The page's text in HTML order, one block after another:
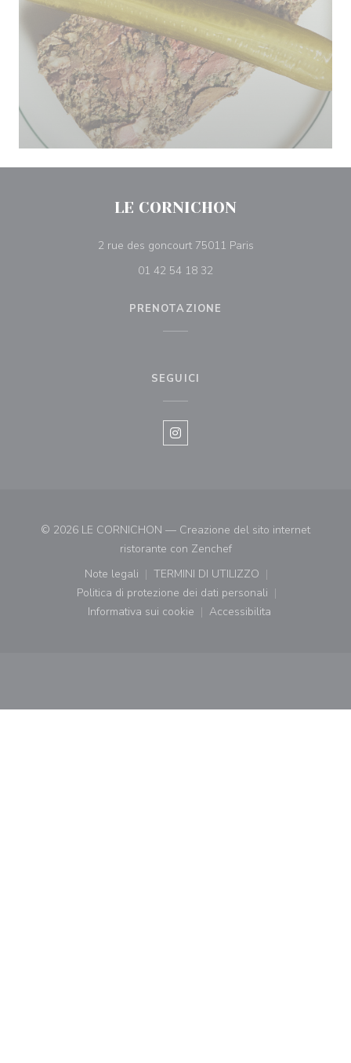
LE CORNICHON
2 rue des goncourt 75011 Paris((apre una nuova
01 42 54 18 32
PRENOTAZIONE
SEGUICI
Instagram ((apre una nuova
© 2026 LE CORNICHON — Creazione del sito internet
ristorante con Zenchef((apre una nuova
Note legali
((apre una nuova finestra))
TERMINI DI UTILIZZO
((apre una nuova finestra))
Politica di protezione dei dati personali
((apre una nuova finestra))
Informativa sui cookie
((apre una nuova finestra))
Accessibilita
((apre una nuova